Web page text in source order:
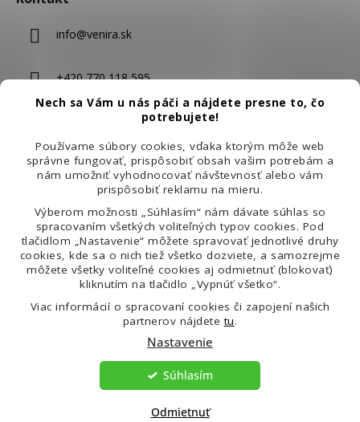
Nech sa Vám u nás páči a nájdete presne to, čo
potrebujete!
Používame súbory cookies, vďaka ktorým môže web
správne fungovať, prispôsobiť obsah vašim potrebám a
nám umožniť vyhodnocovať návštevnosť alebo vám
prispôsobiť reklamu na mieru.
Výberom možnosti „Súhlasím“ nám dávate súhlas so
spracovaním všetkých voliteľných typov cookies. Pod
tlačidlom „Nastavenie“ môžete spravovať jednotlivé druhy
cookies, kde sa o nich tiež všetko dozviete, a samozrejme
môžete všetky voliteľné cookies aj odmietnuť (blokovať)
kliknutím na tlačidlo „Vypnúť všetko“.
Viac informácií o spracovaní cookies či zapojení našich
partnerov nájdetetu.
Nastavenie
Odmietnuť
Súhlasím
e
info@venira.sk
+420 770 118 595
Produkty pre krásu a zdravie pre vašu spokojnosť
O Veniře
Informácie pre vás